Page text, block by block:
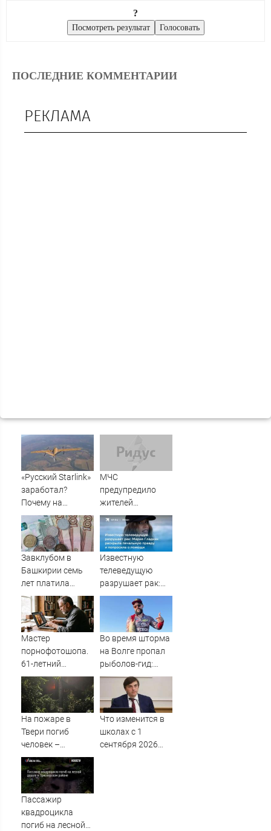
?
ПОСЛЕДНИЕ КОММЕНТАРИИ
РЕКЛАМА
«Русский Starlink»
заработал?
Почему на
Украине кратно
увеличилась
точность
попаданий по
объектам ВСУ
МЧС
предупредило
жителей
Подмосковья об
угрозе атаки
дронов
Завклубом в
Башкирии семь
лет платила
зарплату мужу-
прогульщику
Известную
телеведущую
разрушает рак:
Мария Гладких
раскрыла
печальную
правду и
попросила о
помощи
Мастер
порнофотошопа.
61-летний
мужчина
смастерил
порнооткрытку и
в итоге пойдёт
под суд
Во время шторма
на Волге пропал
рыболов-гид:
нужна помощь в
поисках
На пожаре в
Твери погиб
человек –
Новости Твери и
городов Тверской
области сегодня -
Afanasy.biz –
Новости Твери.
Что изменится в
школах с 1
сентября 2026
Пассажир
квадроцикла
погиб на лесной